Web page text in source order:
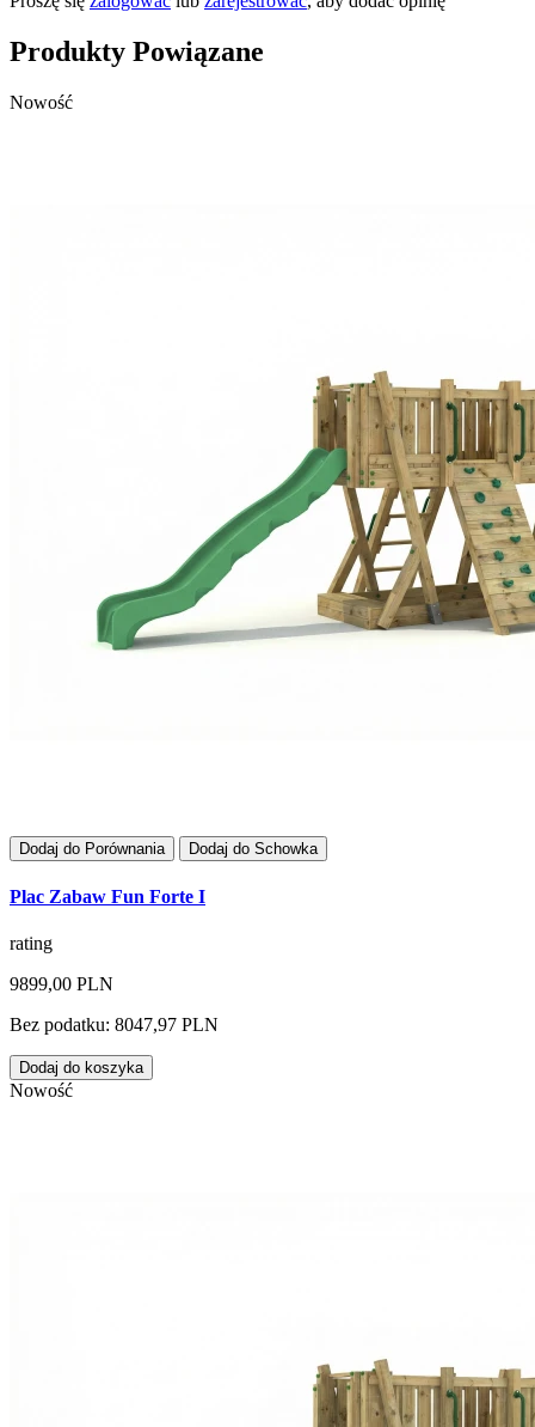
Produkty Powiązane
Nowość
Dodaj do Porównania Dodaj do Schowka
Plac Zabaw Fun Forte I
rating
9899,00 PLN
Bez podatku: 8047,97 PLN
Dodaj do koszyka
Nowość